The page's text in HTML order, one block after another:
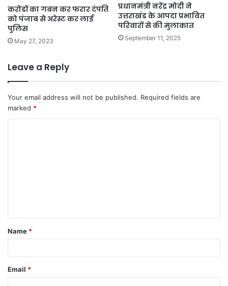
करोडों का गबन कर फरार दंपति
को पंजाब से अरेस्ट कर लाई
पुलिस
May 27, 2023
प्रधानमंत्री नरेंद्र मोदी ने
उत्तराखंड के आपदा प्रभावित
परिवारों से की मुलाकात
September 11, 2025
Leave a Reply
Your email address will not be published. Required fields are
marked *
t
*
Name *
Email *